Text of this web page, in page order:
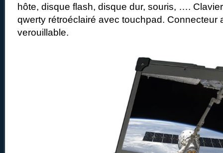
hôte, disque flash, disque dur, souris, ….
qwerty rétroéclairé avec touchpad. Connecteur
verouillable.